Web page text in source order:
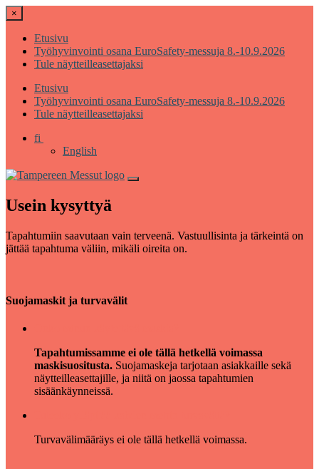
×
Etusivu
Työhyvinvointi osana EuroSafety-messuja 8.-10.9.2026
Tule näytteilleasettajaksi
Etusivu
Työhyvinvointi osana EuroSafety-messuja 8.-10.9.2026
Tule näytteilleasettajaksi
fi
English
Usein kysyttyä
Tapahtumiin saavutaan vain terveenä. Vastuullisinta ja tärkeintä on
jättää tapahtuma väliin, mikäli oireita on.
Suojamaskit ja turvavälit
Tapahtumissamme ei ole tällä hetkellä voimassa
maskisuositusta. Suojamaskeja tarjotaan asiakkaille sekä
näytteilleasettajille, ja niitä on jaossa tapahtumien
sisäänkäynneissä.
Turvavälimääräys ei ole tällä hetkellä voimassa.